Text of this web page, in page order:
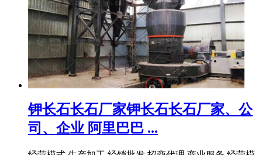
钾长石长石厂家钾长石长石厂家、公
司、企业 阿里巴巴 ...